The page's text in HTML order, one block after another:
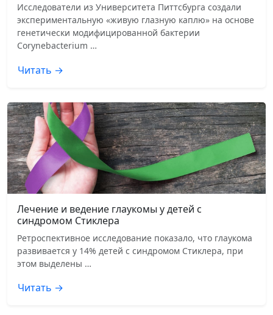
Исследователи из Университета Питтсбурга создали
экспериментальную «живую глазную каплю» на основе
генетически модифицированной бактерии
Corynebacterium …
Читать →
Лечение и ведение глаукомы у детей с
синдромом Стиклера
Ретроспективное исследование показало, что глаукома
развивается у 14% детей с синдромом Стиклера, при
этом выделены …
Читать →